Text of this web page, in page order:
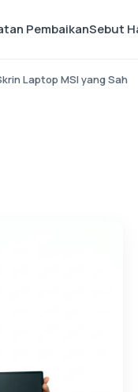
PembaikanSebut
Laptop MSI yang Sah